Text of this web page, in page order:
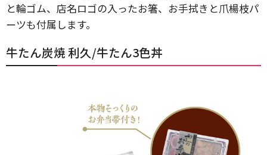
と輪ゴム、店名ロゴの入ったお箸、お手拭きと爪楊枝パ
ーツも付属します。
牛たん炭焼 利久/牛たん3色丼